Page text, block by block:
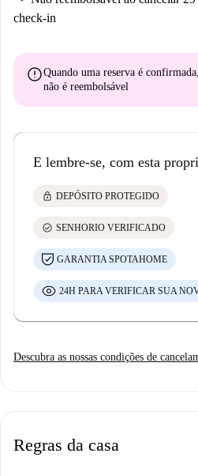
check-in
errorQuando uma reserva é
não é reembolsável
E lembre-se, com esta
lock DEPÓSITO PROTEGIDO
check_circle SENHORIO VERIFICADO
GARANTIA SPOTAHOME
24H PARA VERIFICAR SUA
Descubra as nossas condições de
Regras da casa